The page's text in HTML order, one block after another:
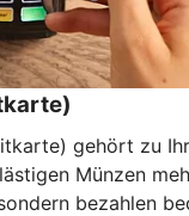
gehört zu
Münzen
bezahlen